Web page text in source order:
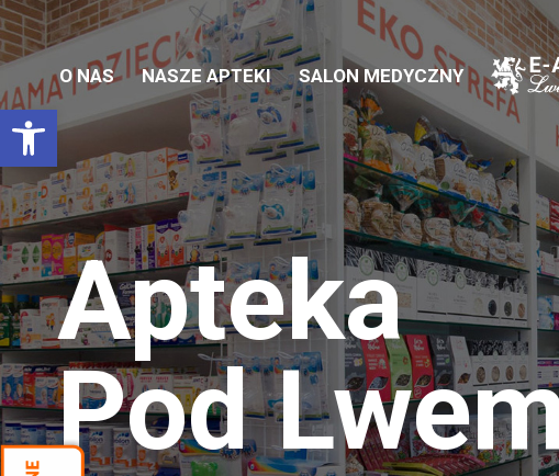
Otwórz pasek narzędzi
O NAS NASZE APTEKI SALON MEDYCZNY
Apteka
Pod